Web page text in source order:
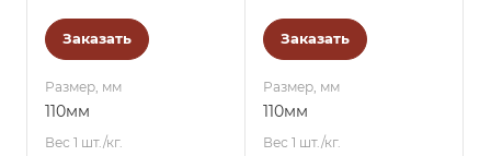
Заказать
Размер, мм
110мм
Вес 1 шт./кг.
Заказать
Размер, мм
110мм
Вес 1 шт./кг.